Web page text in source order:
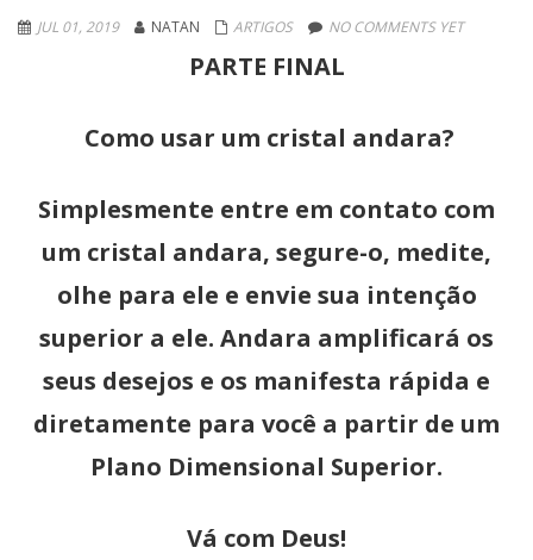
JUL 01, 2019 NATAN ARTIGOS NO COMMENTS YET
PARTE FINAL
Como usar um cristal andara?
Simplesmente entre em contato com
um cristal andara, segure-o, medite,
olhe para ele e envie sua intenção
superior a ele. Andara amplificará os
seus desejos e os manifesta rápida e
diretamente para você a partir de um
Plano Dimensional Superior.
Vá com Deus!